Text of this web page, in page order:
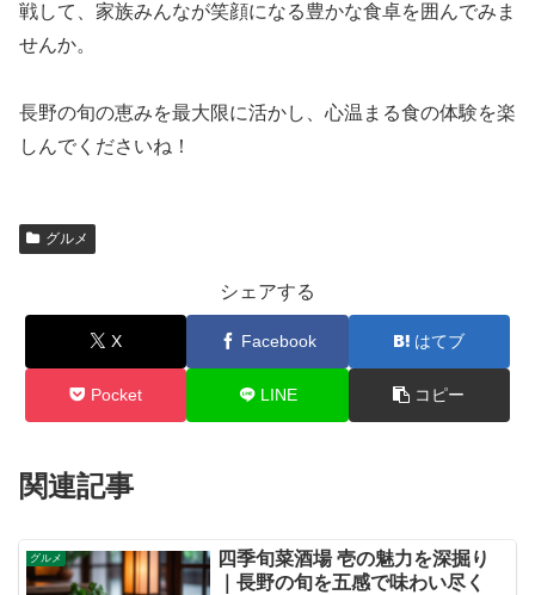
戦して、家族みんなが笑顔になる豊かな食卓を囲んでみま
せんか。
長野の旬の恵みを最大限に活かし、心温まる食の体験を楽
しんでくださいね！
グルメ
シェアする
X Facebook はてブ
Pocket LINE コピー
関連記事
グルメ
四季旬菜酒場 壱の魅力を深掘り
｜長野の旬を五感で味わい尽く